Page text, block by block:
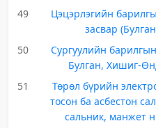
49
Цэцэрлэгийн
засвар
50
Сургуулийн
Булган, Хишиг-
51
Төрөл бүрийн
тосон ба асбестон
сальник, манжет